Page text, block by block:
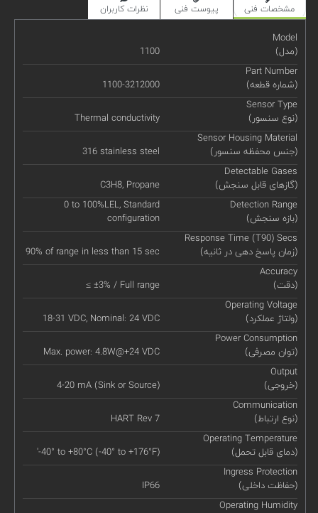
مشخصات فنی پیوست فنی نظرات کاربران
Model
(مدل)
1100
Part Number
(شماره قطعه)
1100-3212000
Sensor Type
(نوع سنسور)
Thermal conductivity
Sensor Housing Material
(جنس محفظه سنسور)
316 stainless steel
Detectable Gases
(گازهای قابل سنجش)
C3H8, Propane
Detection Range
(بازه سنجش)
0 to 100%LEL, Standard
configuration
Response Time (T90) Secs
(زمان پاسخ دهی در ثانیه)
90% of range in less than 15 sec
Accuracy
(دقت)
≤ ±3% / Full range
Operating Voltage
(ولتاژ عملکرد)
18-31 VDC, Nominal: 24 VDC
Power Consumption
(توان مصرفی)
Max. power: 4.8W@+24 VDC
Output
(خروجی)
4-20 mA (Sink or Source)
Communication
(نوع ارتباط)
HART Rev 7
Operating Temperature
(دمای قابل تحمل)
'-40° to +80°C (-40° to +176°F)
Ingress Protection
(حفاظت داخلی)
IP66
Operating Humidity